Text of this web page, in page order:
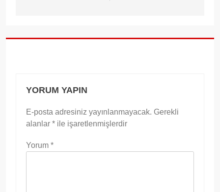
YORUM YAPIN
E-posta adresiniz yayınlanmayacak. Gerekli
alanlar * ile işaretlenmişlerdir
Yorum *